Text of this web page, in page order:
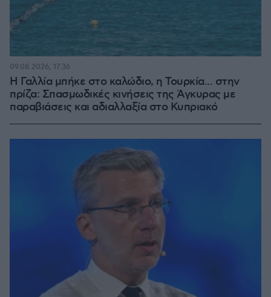
Η Γαλλία μπήκε στο καλώδιο, η Τουρκία... στην
πρίζα: Σπασμωδικές κινήσεις της Άγκυρας με
παραβιάσεις και αδιαλλαξία στο Κυπριακό
09.08.2026, 17:36